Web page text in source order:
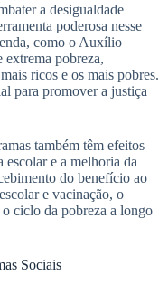
a desigualdade
poderosa nesse
como o Auxílio
pobreza,
ricos e os mais pobres.
para promover a justiça
também têm efeitos
e a melhoria da
do benefício ao
e vacinação, o
ciclo da pobreza a longo
Sociais